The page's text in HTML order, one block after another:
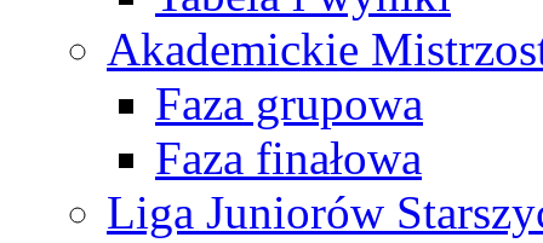
Akademickie
Faza grupowa
Faza finałowa
Liga Juniorów